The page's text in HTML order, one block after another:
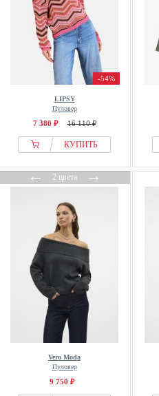
-54%
LIPSY
Пуловер
7 380 ₽ 16 110 ₽
КУПИТЬ
←2 цвета→
Vero Moda
Пуловер
9 750 ₽